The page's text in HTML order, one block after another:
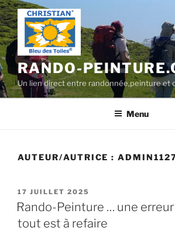
Aller
au
contenu
principal
RANDO-
Un lien direct entre randonnée,peinture et
Menu
AUTEUR/AUTRICE :
PUBLIÉ
LE
17 JUILLET 2025
Rando-Peinture … une
tout est à refaire